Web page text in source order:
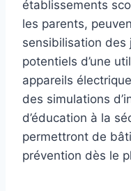
établissements
les parents,
sensibilisation des
potentiels d’une
appareils
des simulations
d’éducation à la
permettront de
prévention dès le